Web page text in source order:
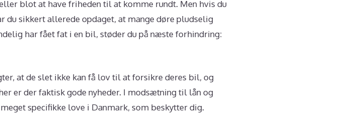
blot at have friheden til at komme rundt. Men hvis du
du sikkert allerede opdaget, at mange døre pludselig
har fået fat i en bil, støder du på næste forhindring:
at de slet ikke kan få lov til at forsikre deres bil, og
er der faktisk gode nyheder. I modsætning til lån og
specifikke love i Danmark, som beskytter dig.